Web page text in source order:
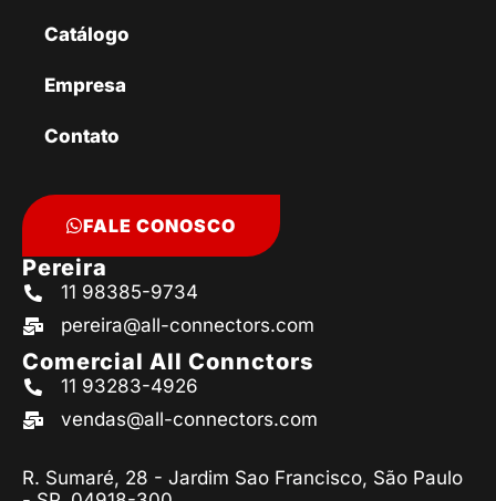
Catálogo
Empresa
Contato
FALE CONOSCO
Pereira
11 98385-9734
pereira@all-connectors.com
Comercial All Connctors
11 93283-4926
vendas@all-connectors.com
R. Sumaré, 28 - Jardim Sao Francisco, São Paulo